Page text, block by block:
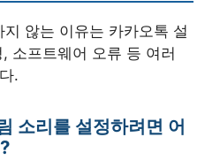
않는 이유는 카카오톡 설
소프트웨어 오류 등 여러
.
소리를 설정하려면 어